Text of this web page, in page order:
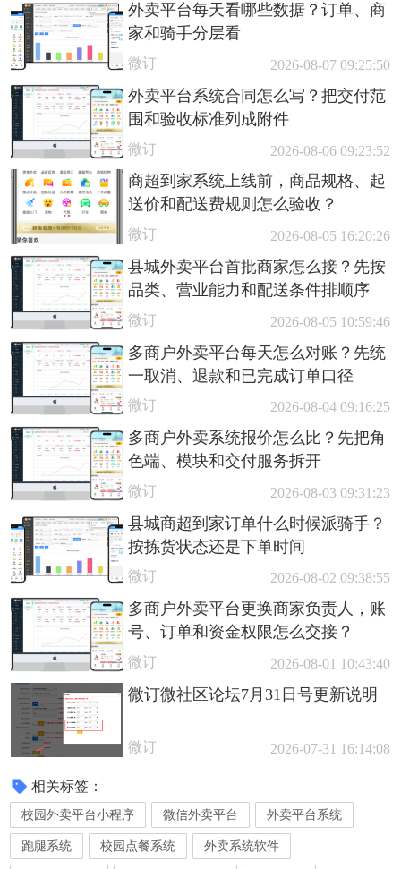
外卖平台每天看哪些数据？订单、商
家和骑手分层看
微订 2026-08-07 09:25:50
外卖平台系统合同怎么写？把交付范
围和验收标准列成附件
微订 2026-08-06 09:23:52
商超到家系统上线前，商品规格、起
送价和配送费规则怎么验收？
微订 2026-08-05 16:20:26
县城外卖平台首批商家怎么接？先按
品类、营业能力和配送条件排顺序
微订 2026-08-05 10:59:46
多商户外卖平台每天怎么对账？先统
一取消、退款和已完成订单口径
微订 2026-08-04 09:16:25
多商户外卖系统报价怎么比？先把角
色端、模块和交付服务拆开
微订 2026-08-03 09:31:23
县城商超到家订单什么时候派骑手？
按拣货状态还是下单时间
微订 2026-08-02 09:38:55
多商户外卖平台更换商家负责人，账
号、订单和资金权限怎么交接？
微订 2026-08-01 10:43:40
微订微社区论坛7月31日号更新说明
微订 2026-07-31 16:14:08
相关标签：
校园外卖平台小程序 微信外卖平台 外卖平台系统
跑腿系统 校园点餐系统 外卖系统软件